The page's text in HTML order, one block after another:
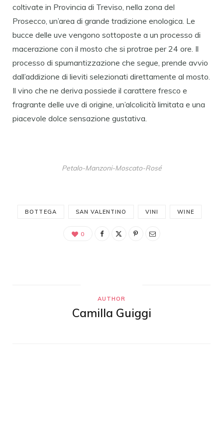
coltivate in Provincia di Treviso, nella zona del
Prosecco, un’area di grande tradizione enologica. Le
bucce delle uve vengono sottoposte a un processo di
macerazione con il mosto che si protrae per 24 ore. Il
processo di spumantizzazione che segue, prende avvio
dall’addizione di lieviti selezionati direttamente al mosto.
Il vino che ne deriva possiede il carattere fresco e
fragrante delle uve di origine, un’alcolicità limitata e una
piacevole dolce sensazione gustativa.
Petalo-Manzoni-Moscato-Rosé
BOTTEGA SAN VALENTINO VINI WINE
0
AUTHOR
Camilla Guiggi